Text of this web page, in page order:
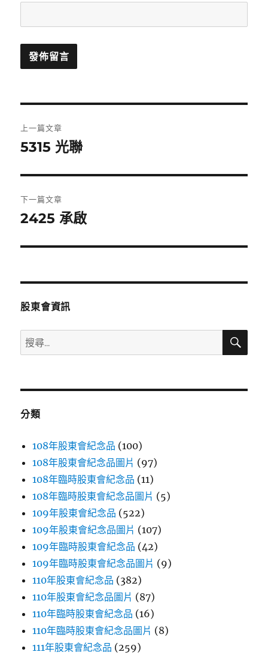
章
覽
上一篇文章
上
篇
文
章:
5315 光聯
下一篇文章
下
篇
章:
2425 承啟
股東會資訊
搜
尋
鍵
搜
分類
108年股東會紀念品 (100)
108年股東會紀念品圖片 (97)
108年臨時股東會紀念品 (11)
108年臨時股東會紀念品圖片 (5)
109年股東會紀念品 (522)
109年股東會紀念品圖片 (107)
109年臨時股東會紀念品 (42)
109年臨時股東會紀念品圖片 (9)
110年股東會紀念品 (382)
110年股東會紀念品圖片 (87)
110年臨時股東會紀念品 (16)
110年臨時股東會紀念品圖片 (8)
111年股東會紀念品 (259)